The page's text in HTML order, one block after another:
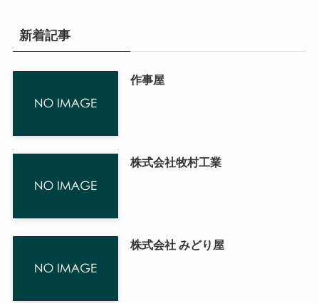
新着記事
作事屋
株式会社牧村工業
株式会社 みどり屋